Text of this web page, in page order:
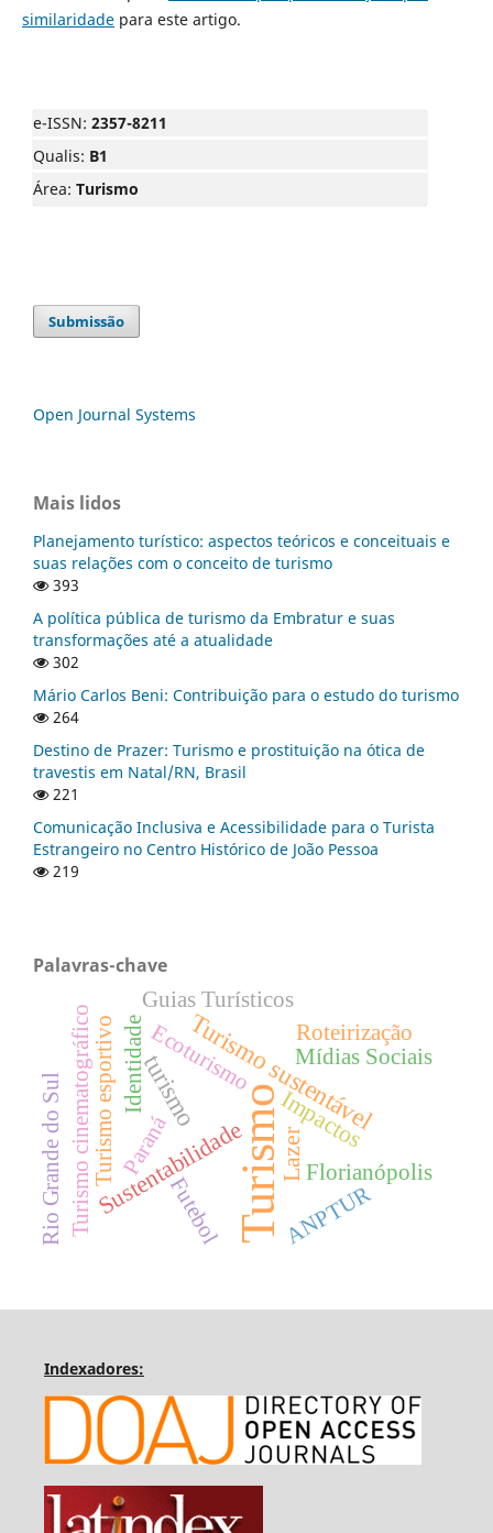
similaridadepara este artigo.
e-ISSN: 2357-8211
Qualis: B1
Área: Turismo
Submissão
Open Journal Systems
Mais lidos
Planejamento turístico: aspectos teóricos e conceituais e
suas relações com o conceito de turismo
393
A política pública de turismo da Embratur e suas
transformações até a atualidade
302
Mário Carlos Beni: Contribuição para o estudo do turismo
264
Destino de Prazer: Turismo e prostituição na ótica de
travestis em Natal/RN, Brasil
221
Comunicação Inclusiva e Acessibilidade para o Turista
Estrangeiro no Centro Histórico de João Pessoa
219
Palavras-chave
Turismo
Turismo sustentável
turismo Impactos
Lazer
Sustentabilidade
Ecoturismo
Florianópolis
Turismo cinematográfico Mídias Sociais
Paraná
Identidade
Rio Grande do Sul
Guias Turísticos
Turismo esportivo
Futebol ANPTUR
Roteirização
Indexadores: